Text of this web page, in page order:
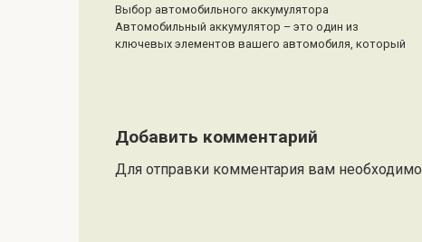
Выбор автомобильного аккумулятора
Автомобильный аккумулятор – это один из
ключевых элементов вашего автомобиля, который
Добавить комментарий
Для отправки комментария вам необходимо